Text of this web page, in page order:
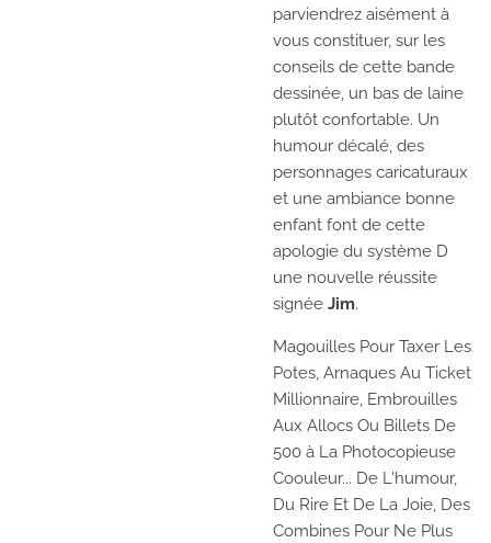
parviendrez aisément à
vous constituer, sur les
conseils de cette bande
dessinée, un bas de laine
plutôt confortable. Un
humour décalé, des
personnages caricaturaux
et une ambiance bonne
enfant font de cette
apologie du système D
une nouvelle réussite
signée Jim.
Magouilles Pour Taxer Les
Potes, Arnaques Au Ticket
Millionnaire, Embrouilles
Aux Allocs Ou Billets De
500 à La Photocopieuse
Coouleur... De L'humour,
Du Rire Et De La Joie, Des
Combines Pour Ne Plus